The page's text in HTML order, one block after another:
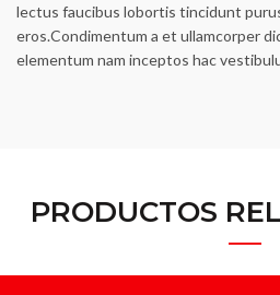
lectus faucibus lobortis tincidunt
eros.Condimentum a et ullamcorper
elementum nam inceptos hac
PRODUCTOS